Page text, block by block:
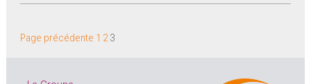
PAGINATION
Page précédente Page
1 Page
2 Page
3